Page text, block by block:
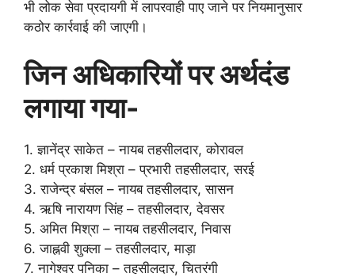
भी लोक सेवा प्रदायगी में लापरवाही पाए जाने पर नियमानुसार
कठोर कार्रवाई की जाएगी।
जिन अधिकारियों पर अर्थदंड
लगाया गया-
1. ज्ञानेंद्र साकेत – नायब तहसीलदार, कोरावल
2. धर्म प्रकाश मिश्रा – प्रभारी तहसीलदार, सरई
3. ⁠राजेन्द्र बंसल – नायब तहसीलदार, सासन
4. ऋषि नारायण सिंह – तहसीलदार, देवसर
5. अमित मिश्रा – नायब तहसीलदार, निवास
6. जाह्नवी शुक्ला – तहसीलदार, माड़ा
7. नागेश्वर पनिका – तहसीलदार, चितरंगी